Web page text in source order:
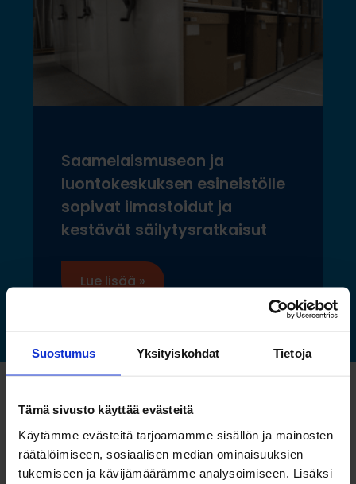
Suostumus Yksityiskohdat Tietoja
Tämä sivusto käyttää evästeitä
Käytämme evästeitä tarjoamamme sisällön ja mainosten
räätälöimiseen, sosiaalisen median ominaisuuksien
tukemiseen ja kävijämäärämme analysoimiseen. Lisäksi
Saamelaismuseon ja
luontokeskuksen esineistölle
sopivat ilmastoidut ja
kestävät säilytysratkaisut
Lue lisää »
Katso myös nämä